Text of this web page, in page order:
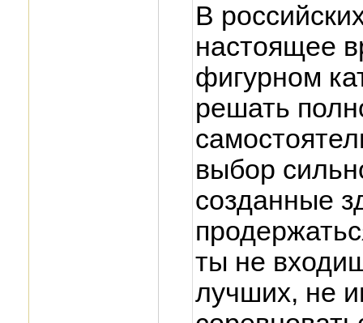
В
настоящее
фигурном
решать
выбор
созданные
ты не
лучших, не